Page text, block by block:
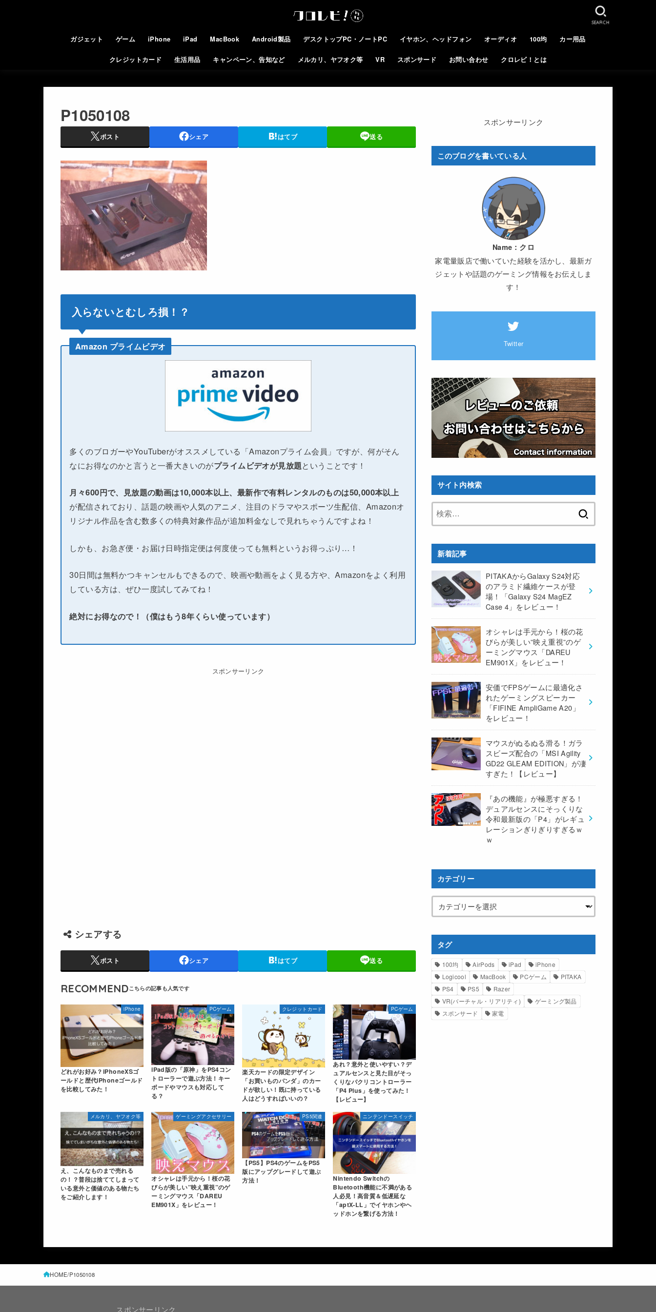
ガジェット ゲーム iPhone iPad MacBook Android製品 デスクトップPC・ノートPC イヤホン、ヘッドフォン オーディオ 100均 カー用品
クレジットカード 生活用品 キャンペーン、告知など メルカリ、ヤフオク等 VR スポンサード お問い合わせ クロレビ！とは
SEARCH
P1050108
ポスト シェア はてブ 送る
入らないとむしろ損！？
Amazon プライムビデオ
多くのブロガーやYouTuberがオススメしている「Amazonプライム会員」ですが、何がそん
なにお得なのかと言うと一番大きいのがプライムビデオが見放題ということです！
月々600円で、見放題の動画は10,000本以上、最新作で有料レンタルのものは50,000本以上
が配信されており、話題の映画や人気のアニメ、注目のドラマやスポーツ生配信、Amazonオ
リジナル作品を含む数多くの特典対象作品が追加料金なしで見れちゃうんですよね！
しかも、お急ぎ便・お届け日時指定便は何度使っても無料というお得っぷり…！
30日間は無料かつキャンセルもできるので、映画や動画をよく見る方や、Amazonをよく利用
している方は、ぜひ一度試してみてね！
絶対にお得なので！（僕はもう8年くらい使っています）
スポンサーリンク
シェアする
ポスト シェア はてブ 送る
RECOMMEND
iPhone
どれがお好み？iPhoneXSゴ
ールドと歴代iPhoneゴールド
を比較してみた！
PCゲーム
iPad版の「原神」をPS4コン
トローラーで遊ぶ方法！キー
ボードやマウスも対応して
る？
クレジットカード
楽天カードの限定デザイン
「お買いものパンダ」のカー
ドが欲しい！既に持っている
人はどうすればいいの？
PCゲーム
あれ？意外と使いやすい？デ
ュアルセンスと見た目がそっ
くりなパクリコントローラー
「P4 Plus」を使ってみた！
【レビュー】
メルカリ、ヤフオク等
え、こんなものまで売れる
の！？普段は捨ててしまって
いる意外と価値のある物たち
をご紹介します！
ゲーミングアクセサリー
オシャレは手元から！桜の花
びらが美しい”映え重視”のゲ
ーミングマウス「DAREU
EM901X」をレビュー！
PS5関連
【PS5】PS4のゲームをPS5
版にアップグレードして遊ぶ
方法！
ニンテンドースイッチ
Nintendo Switchの
Bluetooth機能に不満がある
人必見！高音質＆低遅延な
「aptX-LL」でイヤホンやヘ
ッドホンを繋げる方法！
スポンサーリンク
このブログを書いている人
Name： クロ
家電量販店で働いていた経験を活かし、最新ガ
ジェットや話題のゲーミング情報をお伝えしま
す！
Twitter
サイト内検索
新着記事
PITAKAからGalaxy S24対応
のアラミド繊維ケースが登
場！「Galaxy S24 MagEZ
Case 4」をレビュー！
オシャレは手元から！桜の花
びらが美しい”映え重視”のゲ
ーミングマウス「DAREU
EM901X」をレビュー！
安価でFPSゲームに最適化さ
れたゲーミングスピーカー
「FIFINE AmpliGame A20」
をレビュー！
マウスがぬるぬる滑る！ガラ
スビーズ配合の「MSI Agility
GD22 GLEAM EDITION」が凄
すぎた！【レビュー】
『あの機能』が極悪すぎる！
デュアルセンスにそっくりな
令和最新版の「P4」がレギュ
レーションぎりぎりすぎるｗ
ｗ
カテゴリー
タグ
100均 AirPods iPad
iPhone
Logicool
MacBook PCゲーム
PITAKA
PS4
PS5
Razer
VR(バーチャル・リアリティ)
ゲーミング製品
スポンサード
家電
HOME P1050108
スポンサーリンク